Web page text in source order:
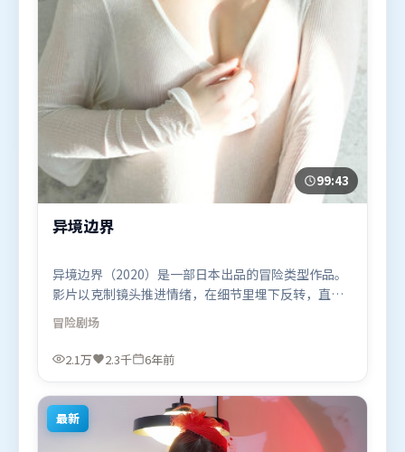
99:43
异境边界
异境边界（2020）是一部日本出品的冒险类型作品。
影片以克制镜头推进情绪，在细节里埋下反转，直至
最后一刻才揭开谜底。类型元素被重新组合，既致敬
经典也尝试突破套路。由洪常秀执导，谭卓、周迅、
木村拓哉，全智贤、托尼·贾、古天乐等联袂出演。
适合喜欢冒险题材的观众观看。
冒险剧场
2.1万 2.3千 6年前
最新